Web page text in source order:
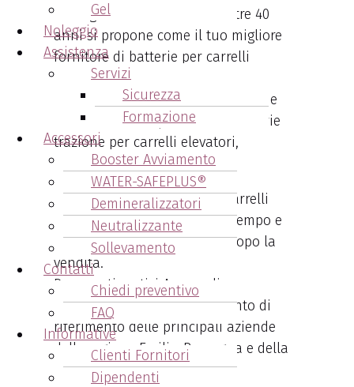
Gel
Noleggio
Assistenza
Servizi
Sicurezza
Formazione
Accessori
Booster Avviamento
WATER-SAFEPLUS®
Demineralizzatori
Neutralizzante
Sollevamento
Contatti
Chiedi preventivo
FAQ
Informative
Clienti Fornitori
Dipendenti
Arcangeli Accumulatori da oltre 40
anni si propone come il tuo migliore
fornitore di batterie per carrelli
elevatori.
Ci occupiamo infatti della vendita e
della assistenza per tutte le batterie
trazione per carrelli elevatori,
transpallet e muletti elettrici.
Tutte le nostre batterie per carrelli
elevatori sono garantite nel tempo e
forniamo assistenza anche dopo la
vendita.
Per questi motivi Arcangeli
Accumulatori è da anni il punto di
riferimento delle principali aziende
della regione Emilia-Romagna e della
regione Marche.